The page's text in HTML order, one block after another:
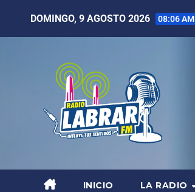
DOMINGO, 9 AGOSTO 2026 08:06 AM
INICIO LA RADIO